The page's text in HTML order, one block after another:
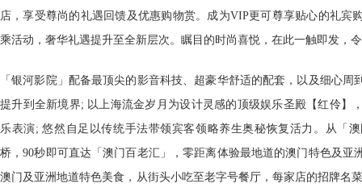
店，享受尊尚的礼遇回馈及优惠购物赏。成为VIP更可尊享贴心的礼宾
乘活动，奢华礼遇提升至全新层次。瞩目的时尚喜悦，在此一触即发，
「银河影院」配备最顶尖的影音科技、超豪华舒适的配套，以及细心周
提升到全新境界; 以上海流金岁月为设计灵感的顶级娱乐圣殿【红伶】
乐表演; 悠然自足以传统手法带领宾客领略养生奥秘恢复活力。从「
桥，90秒即可直达「澳门百老汇」，零距离体验最地道的澳门特色及亚
澳门及亚洲地道特色美食，从街头小吃至老字号餐厅，每家店的招牌名